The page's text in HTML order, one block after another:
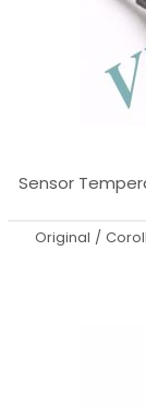
Sensor
Original /